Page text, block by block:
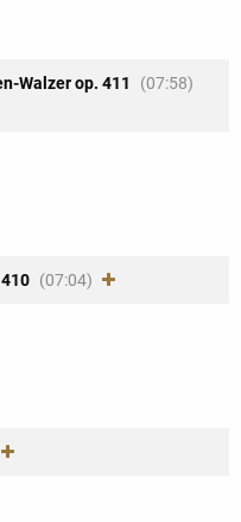
Walzer op. 411 (07:58)
(07:04)